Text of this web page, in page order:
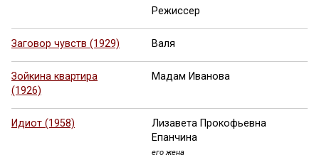
Режиссер
Заговор чувств (1929) Валя
Зойкина квартира
(1926)
Мадам Иванова
Идиот (1958)
Лизавета Прокофьевна
Епанчина
его жена